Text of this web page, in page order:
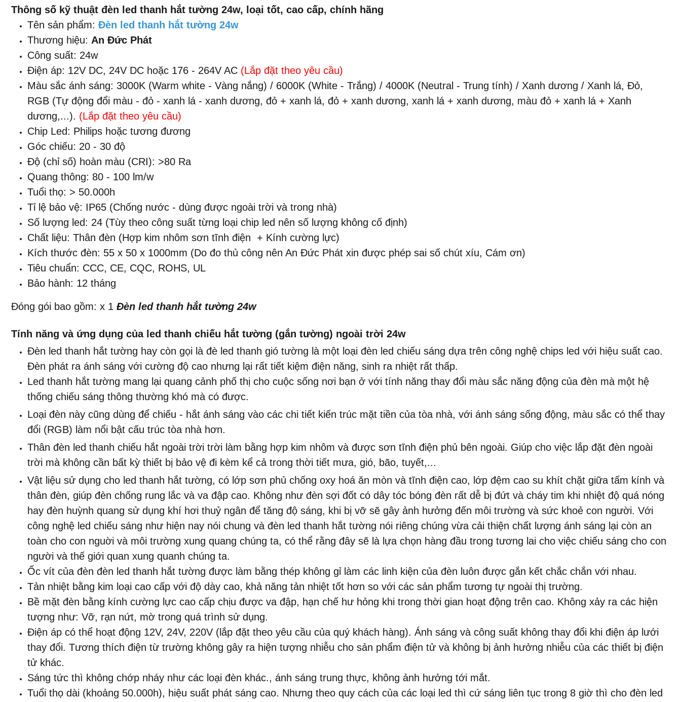
Thông số kỹ thuật đèn led thanh hắt tường 24w, loại tốt, cao cấp, chính hãng
Tên sản phẩm: Đèn led thanh hắt tường 24w
Thương hiệu: An Đức Phát
Công suất: 24w
Điện áp: 12V DC, 24V DC hoặc 176 - 264V AC (Lắp đặt theo yêu cầu)
Màu sắc ánh sáng: 3000K (Warm white - Vàng nắng) / 6000K (White - Trắng) / 4000K (Neutral - Trung tính) / Xanh dương / Xanh lá, Đỏ,
RGB (Tự động đổi màu - đỏ - xanh lá - xanh dương, đỏ + xanh lá, đỏ + xanh dương, xanh lá + xanh dương, màu đỏ + xanh lá + Xanh
dương,...). (Lắp đặt theo yêu cầu)
Chip Led: Philips hoặc tương đương
Góc chiếu: 20 - 30 độ
Độ (chỉ số) hoàn màu (CRI): >80 Ra
Quang thông: 80 - 100 lm/w
Tuổi thọ: > 50.000h
Tỉ lệ bảo vệ: IP65 (Chống nước - dùng được ngoài trời và trong nhà)
Số lượng led: 24 (Tùy theo công suất từng loại chip led nên số lượng không cố định)
Chất liệu: Thân đèn (Hợp kim nhôm sơn tĩnh điện + Kính cường lực)
Kích thước đèn: 55 x 50 x 1000mm (Do đo thủ công nên An Đức Phát xin được phép sai số chút xíu, Cám ơn)
Tiêu chuẩn: CCC, CE, CQC, ROHS, UL
Bảo hành: 12 tháng
Đóng gói bao gồm: x 1 Đèn led thanh hắt tường 24w
Tính năng và ứng dụng của led thanh chiếu hắt tường (gắn tường) ngoài trời 24w
Đèn led thanh hắt tường hay còn gọi là đè led thanh gió tường là một loại đèn led chiếu sáng dựa trên công nghệ chips led với hiệu suất cao.
Đèn phát ra ánh sáng với cường độ cao nhưng lại rất tiết kiệm điện năng, sinh ra nhiệt rất thấp.
Led thanh hắt tường mang lại quang cảnh phố thị cho cuộc sống nơi bạn ở với tính năng thay đổi màu sắc năng động của đèn mà một hệ
thống chiếu sáng thông thường khó mà có được.
Loại đèn này cũng dùng để chiếu - hắt ánh sáng vào các chi tiết kiến trúc mặt tiền của tòa nhà, với ánh sáng sống động, màu sắc có thể thay
đổi (RGB) làm nổi bật cấu trúc tòa nhà hơn.
Thân đèn led thanh chiếu hắt ngoài trời trời làm bằng hợp kim nhôm và được sơn tĩnh điện phủ bên ngoài. Giúp cho việc lắp đặt đèn ngoài
trời mà không cần bất kỳ thiết bị bảo vệ đi kèm kể cả trong thời tiết mưa, gió, bão, tuyết,...
Vật liệu sử dụng cho led thanh hắt tường, có lớp sơn phủ chống oxy hoá ăn mòn và tĩnh điện cao, lớp đệm cao su khít chặt giữa tấm kính và
thân đèn, giúp đèn chống rung lắc và va đập cao. Không như đèn sợi đốt có dây tóc bóng đèn rất dễ bị đứt và cháy tim khi nhiệt độ quá nóng
hay đèn huỳnh quang sử dụng khí hơi thuỷ ngân để tăng độ sáng, khi bị vỡ sẽ gây ảnh hưởng đến môi trường và sức khoẻ con người. Với
công nghệ led chiếu sáng như hiện nay nói chung và đèn led thanh hắt tường nói riêng chúng vừa cải thiện chất lượng ánh sáng lại còn an
toàn cho con nguời và môi trường xung quang chúng ta, có thể rằng đây sẽ là lựa chọn hàng đầu trong tương lai cho việc chiếu sáng cho con
người và thế giới quan xung quanh chúng ta.
Ốc vít của đèn đèn led thanh hắt tường được làm bằng thép không gỉ làm các linh kiện của đèn luôn được gắn kết chắc chắn với nhau.
Tản nhiệt bằng kim loại cao cấp với độ dày cao, khả năng tản nhiệt tốt hơn so với các sản phẩm tương tự ngoài thị trường.
Bề mặt đèn bằng kính cường lực cao cấp chịu được va đập, hạn chế hư hỏng khi trong thời gian hoạt động trên cao. Không xảy ra các hiện
tượng như: Vỡ, rạn nứt, mờ trong quá trình sử dụng.
Điện áp có thể hoạt động 12V, 24V, 220V (lắp đặt theo yêu cầu của quý khách hàng). Ánh sáng và công suất không thay đổi khi điện áp lưới
thay đổi. Tương thích điện từ trường không gây ra hiện tượng nhiễu cho sản phẩm điện tử và không bị ảnh hưởng nhiễu của các thiết bị điện
tử khác.
Sáng tức thì không chớp nháy như các loại đèn khác., ánh sáng trung thực, không ảnh hưởng tới mắt.
Tuổi thọ dài (khoảng 50.000h), hiệu suất phát sáng cao. Nhưng theo quy cách của các loại led thì cứ sáng liên tục trong 8 giờ thì cho đèn led